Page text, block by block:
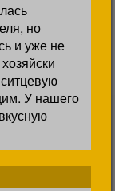
но
и уже не
У нашего